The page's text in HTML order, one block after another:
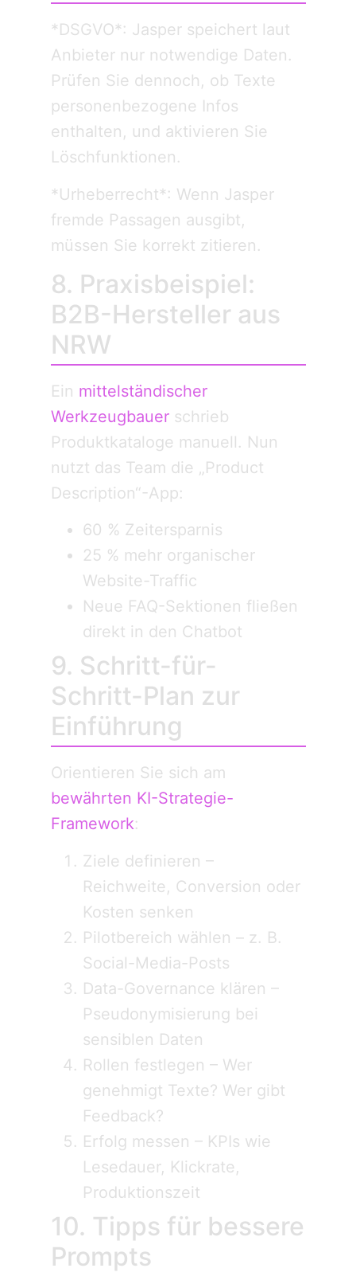
*DSGVO*: Jasper speichert laut
Anbieter nur notwendige Daten.
Prüfen Sie dennoch, ob Texte
personenbezogene Infos
enthalten, und aktivieren Sie
Löschfunktionen.
*Urheberrecht*: Wenn Jasper
fremde Passagen ausgibt,
müssen Sie korrekt zitieren.
8. Praxis­beispiel:
B2B-Hersteller aus
NRW
Ein mittel­ständischer
Werkzeugbauerschrieb
Produktkataloge manuell. Nun
nutzt das Team die „Product
Description“-App:
60 % Zeitersparnis
25 % mehr organischer
Website-Traffic
Neue FAQ-Sektionen fließen
direkt in den Chatbot
9. Schritt-für-
Schritt-Plan zur
Einführung
Orientieren Sie sich am
bewährten KI-Strategie-
Framework:
Ziele definieren –
Reichweite, Conversion oder
Kosten senken
Pilot­bereich wählen – z. B.
Social-Media-Posts
Data-Governance klären –
Pseudonymisierung bei
sensiblen Daten
Rollen festlegen – Wer
genehmigt Texte? Wer gibt
Feedback?
Erfolg messen – KPIs wie
Lesedauer, Klickrate,
Produktionszeit
10. Tipps für bessere
Prompts